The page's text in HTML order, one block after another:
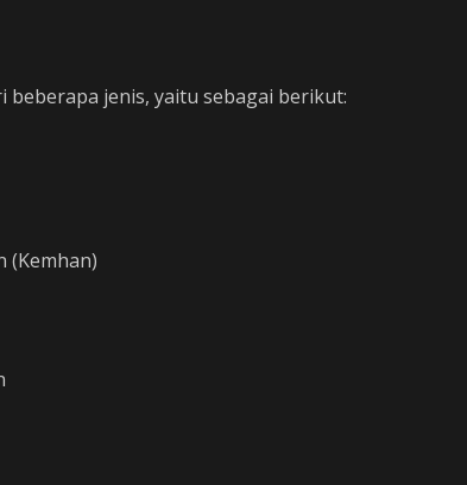
beberapa jenis, yaitu sebagai berikut:
(Kemhan)